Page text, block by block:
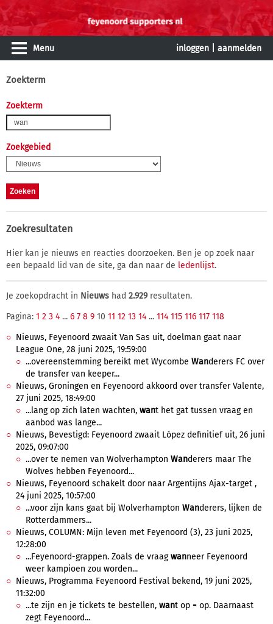
Menu inloggen aanmelden
Zoekterm
Zoekterm
Zoekgebied
Zoekresultaten
Hier kan je nieuws en reacties doorzoeken. Ben je op zoek naar
een bepaald lid van de site, ga dan naar de ledenlijst.
Je zoekopdracht in Nieuws had 2.929resultaten.
Pagina: 1 2 3 4 ... 6 7 8 9 10 11 12 13 14 ... 114 115 116 117 118
Nieuws, Feyenoord zwaait Van Sas uit, doelman gaat naar
League One, 28 juni 2025, 19:59:00
...overeenstemming bereikt met Wycombe Wanderers FC over
de transfer van keeper...
Nieuws, Groningen en Feyenoord akkoord over transfer Valente,
27 juni 2025, 18:49:00
...lang op zich laten wachten, want het gat tussen vraag en
aanbod was lange...
Nieuws, Bevestigd: Feyenoord zwaait López definitief uit, 26 juni
2025, 09:07:00
...over te nemen van Wolverhampton Wanderers maar The
Wolves hebben Feyenoord...
Nieuws, Feyenoord schakelt door naar Argentijns Ajax-target ,
24 juni 2025, 10:57:00
...voor zijn kans gaat bij Wolverhampton Wanderers, lijken de
Rotterdammers...
Nieuws, COLUMN: Mijn leven met Feyenoord (3), 23 juni 2025,
12:28:00
...Feyenoord-grappen. Zoals de vraagwanneer Feyenoord
weer kampioen zou worden...
Nieuws, Programma Feyenoord Festival bekend, 19 juni 2025,
11:32:00
...te zijn en je tickets te bestellen, want op = op. Daarnaast
zegt Feyenoord...